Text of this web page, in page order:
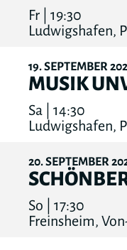
Fr | 19:30
Ludwigshafen,
19 SEPTEMBER
MUSIK
Sa | 14:30
Ludwigshafen,
20 SEPTEMBER
So | 17:30
Freinsheim,